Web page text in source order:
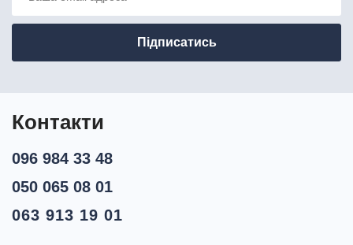
Контакти
096 984 33 48
050 065 08 01
063 913 19 01